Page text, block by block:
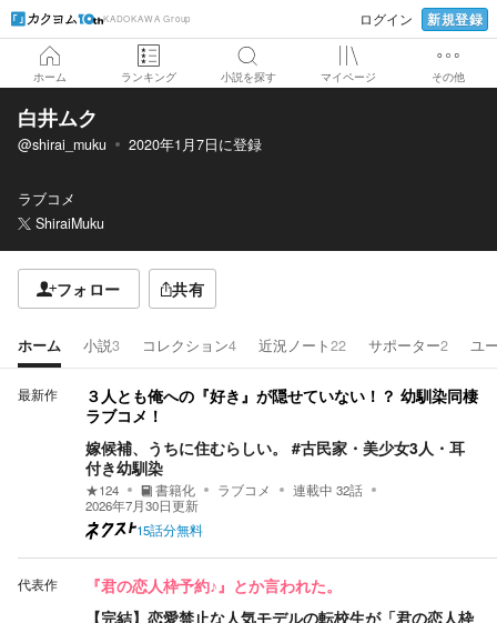
KADOKAWA Group ログイン 新規登録
ホーム ランキング 小説を探す マイページ その他
白井ムク
@shirai_muku 2020年1月7日に登録
ラブコメ
ShiraiMuku
フォロー 共有
ホーム 小説3 コレクション4 近況ノート22 サポーター2 ユ
最新作
３人とも俺への『好き』が隠せていない！？ 幼馴染同棲
ラブコメ！
嫁候補、うちに住むらしい。 #古民家・美少女3人・耳
付き幼馴染
★124 書籍化 ラブコメ 連載中 32話
2026年7月30日更新
15話分無料
代表作 『君の恋人枠予約♪』とか言われた。
【完結】恋愛禁止な人気モデルの転校生が「君の恋人枠